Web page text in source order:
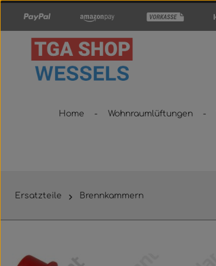
Hauptinhalt springen
Zur Hauptnavigation springen
Home Wohnraumlüftungen
Ersatzteile Brennkammern